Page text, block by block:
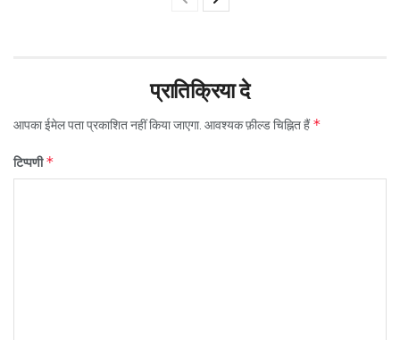
प्रातिक्रिया दे
आपका ईमेल पता प्रकाशित नहीं किया जाएगा. आवश्यक फ़ील्ड चिह्नित हैं*
टिप्पणी*